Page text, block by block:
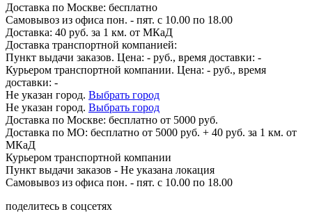
Доставка по Москве: бесплатно
Самовывоз из офиса пон. - пят. с 10.00 по 18.00
Доставка: 40 руб. за 1 км. от МКаД
Доставка транспортной компанией:
Пункт выдачи заказов. Цена: - руб., время доставки: -
Курьером транспортной компании. Цена: - руб., время
доставки: -
Не указан город. Выбрать город
Не указан город. Выбрать город
Доставка по Москве: бесплатно от 5000 руб.
Доставка по МО: бесплатно от 5000 руб. + 40 руб. за 1 км. от
МКаД
Курьером транспортной компании
Пункт выдачи заказов - Не указана локация
Самовывоз из офиса пон. - пят. с 10.00 по 18.00
поделитесь в соцсетях